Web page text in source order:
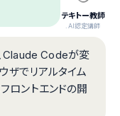
テキトー教師
.AI認定講師
Claude Codeが変
ザでリアルタイム
ロントエンドの開